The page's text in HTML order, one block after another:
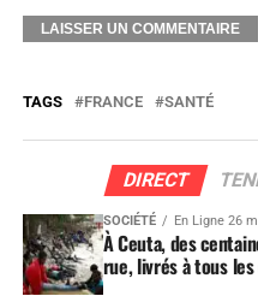
TAGS FRANCE SANTÉ
DIRECT
SOCIÉTÉ En Ligne 26
À Ceuta, des
rue, livrés à tous